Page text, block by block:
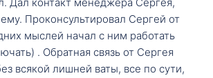
Дал контакт менеджера Сергея,
Проконсультировал Сергей от
мыслей начал с ним работать
. Обратная связь от Сергея
всякой лишней ваты, все по сути,